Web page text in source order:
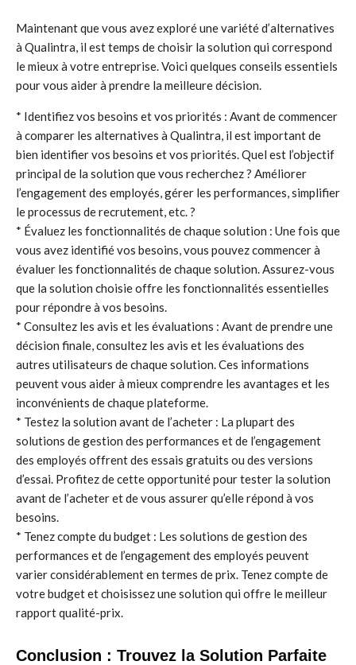
Maintenant que vous avez exploré une variété d’alternatives
à Qualintra, il est temps de choisir la solution qui correspond
le mieux à votre entreprise. Voici quelques conseils essentiels
pour vous aider à prendre la meilleure décision.
* Identifiez vos besoins et vos priorités : Avant de commencer
à comparer les alternatives à Qualintra, il est important de
bien identifier vos besoins et vos priorités. Quel est l’objectif
principal de la solution que vous recherchez ? Améliorer
l’engagement des employés, gérer les performances, simplifier
le processus de recrutement, etc. ?
* Évaluez les fonctionnalités de chaque solution : Une fois que
vous avez identifié vos besoins, vous pouvez commencer à
évaluer les fonctionnalités de chaque solution. Assurez-vous
que la solution choisie offre les fonctionnalités essentielles
pour répondre à vos besoins.
* Consultez les avis et les évaluations : Avant de prendre une
décision finale, consultez les avis et les évaluations des
autres utilisateurs de chaque solution. Ces informations
peuvent vous aider à mieux comprendre les avantages et les
inconvénients de chaque plateforme.
* Testez la solution avant de l’acheter : La plupart des
solutions de gestion des performances et de l’engagement
des employés offrent des essais gratuits ou des versions
d’essai. Profitez de cette opportunité pour tester la solution
avant de l’acheter et de vous assurer qu’elle répond à vos
besoins.
* Tenez compte du budget : Les solutions de gestion des
performances et de l’engagement des employés peuvent
varier considérablement en termes de prix. Tenez compte de
votre budget et choisissez une solution qui offre le meilleur
rapport qualité-prix.
Conclusion : Trouvez la Solution Parfaite